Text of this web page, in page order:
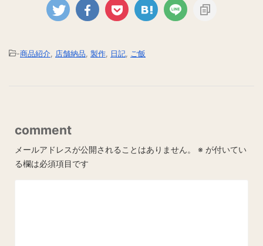
-商品紹介 店舗納品 製作 日記 ご飯
comment
メールアドレスが公開されることはありません。 ※ が付いてい
る欄は必須項目です